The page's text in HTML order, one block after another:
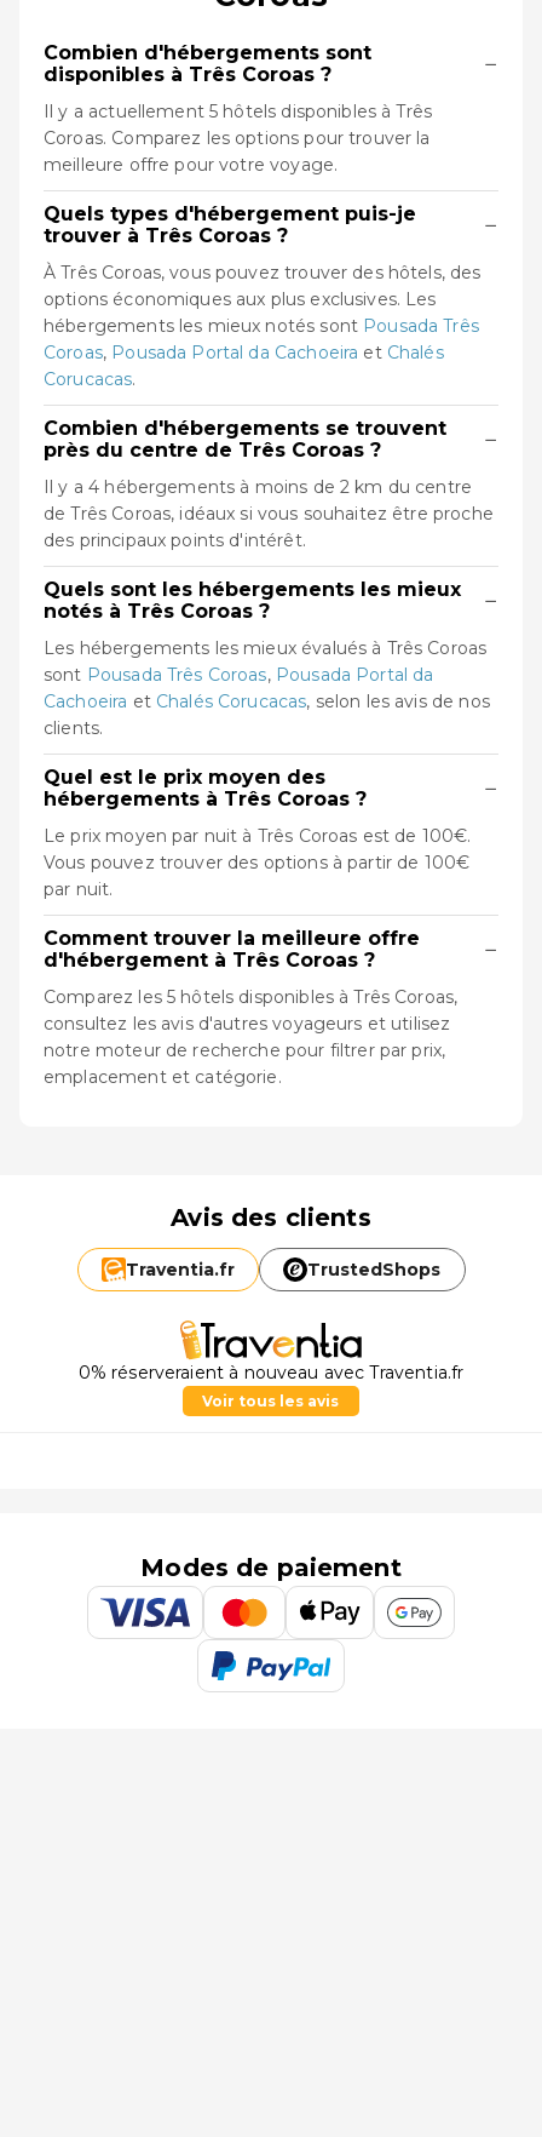
Combien d'hébergements sont
disponibles à Três Coroas ?
−
Il y a actuellement 5 hôtels disponibles à Três
Coroas. Comparez les options pour trouver la
meilleure offre pour votre voyage.
Quels types d'hébergement puis-je
trouver à Três Coroas ?
−
À Três Coroas, vous pouvez trouver des hôtels, des
options économiques aux plus exclusives. Les
hébergements les mieux notés sont Pousada Três
Coroas, Pousada Portal da Cachoeira et Chalés
Corucacas.
Combien d'hébergements se trouvent
près du centre de Três Coroas ?
−
Il y a 4 hébergements à moins de 2 km du centre
de Três Coroas, idéaux si vous souhaitez être proche
des principaux points d'intérêt.
Quels sont les hébergements les mieux
notés à Três Coroas ?
−
Les hébergements les mieux évalués à Três Coroas
sont Pousada Três Coroas, Pousada Portal da
Cachoeira et Chalés Corucacas, selon les avis de nos
clients.
Quel est le prix moyen des
hébergements à Três Coroas ?
−
Le prix moyen par nuit à Três Coroas est de 100€.
Vous pouvez trouver des options à partir de 100€
par nuit.
Comment trouver la meilleure offre
d'hébergement à Três Coroas ?
−
Comparez les 5 hôtels disponibles à Três Coroas,
consultez les avis d'autres voyageurs et utilisez
notre moteur de recherche pour filtrer par prix,
emplacement et catégorie.
Avis des clients
Traventia.fr TrustedShops
0% réserveraient à nouveau avec Traventia.fr
Voir tous les avis
Modes de paiement